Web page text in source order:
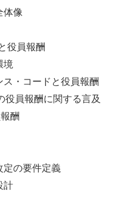
像
役員報酬
境
・コードと役員報酬
員報酬に関する言及
酬
の要件定義
計